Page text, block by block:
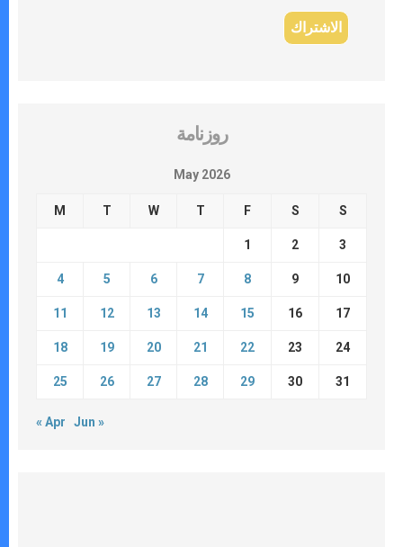
روزنامة
May 2026
M T W T F S S
1 2 3
4 5 6 7 8 9 10
11 12 13 14 15 16 17
18 19 20 21 22 23 24
25 26 27 28 29 30 31
« Apr Jun »